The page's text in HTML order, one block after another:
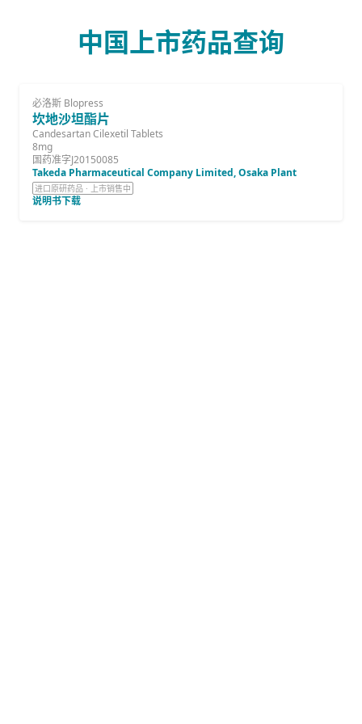
中国上市药品查询
必洛斯 Blopress
坎地沙坦酯片
Candesartan Cilexetil Tablets
8mg
国药准字J20150085
Takeda Pharmaceutical Company Limited, Osaka Plant
进口原研药品 · 上市销售中
说明书下载